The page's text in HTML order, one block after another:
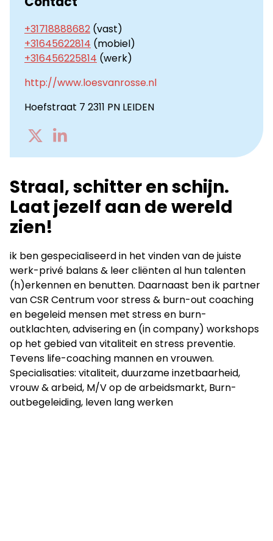
+31718888682 (vast)
+31645622814 (mobiel)
+316456225814 (werk)
http://www.loesvanrosse.nl
Hoefstraat 7 2311 PN LEIDEN
Go
Straal, schitter en schijn.
Laat jezelf aan de wereld
zien!
ik ben gespecialiseerd in het vinden van de juiste
werk-privé balans & leer cliënten al hun talenten
(h)erkennen en benutten. Daarnaast ben ik partner
van CSR Centrum voor stress & burn-out coaching
en begeleid mensen met stress en burn-
outklachten, advisering en (in company) workshops
op het gebied van vitaliteit en stress preventie.
Tevens life-coaching mannen en vrouwen.
Specialisaties: vitaliteit, duurzame inzetbaarheid,
vrouw & arbeid, M/V op de arbeidsmarkt, Burn-
outbegeleiding, leven lang werken